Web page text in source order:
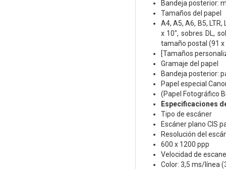
Bandeja posterior:
Tamaños del papel
A4, A5, A6, B5,
x 10", sobres DL,
tamaño postal (91
[Tamaños
Gramaje del papel
Bandeja posterior:
Papel especial
(Papel Fotográfico
Especificaciones
Tipo de escáner
Escáner plano CIS
Resolución del
600 x 1200 ppp
Velocidad de
Color: 3,5 ms/línea